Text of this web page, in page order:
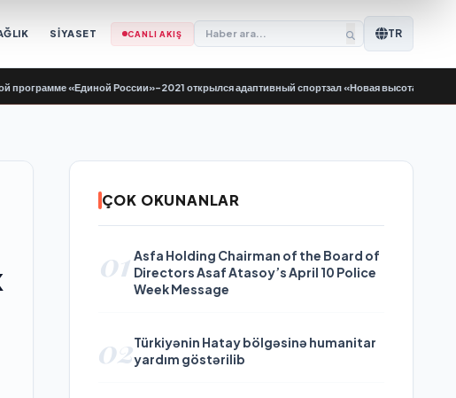
SİYASET CANLI AKIŞ TR
«Единой России»-2021 открылся адаптивный спортзал «Новая высота»• Yeni
ÇOK OKUNANLAR
01 Asfa Holding Chairman of the Board of
Directors Asaf Atasoy’s April 10 Police
Week Message
02Türkiyənin Hatay bölgəsinə humanitar
yardım göstərilib